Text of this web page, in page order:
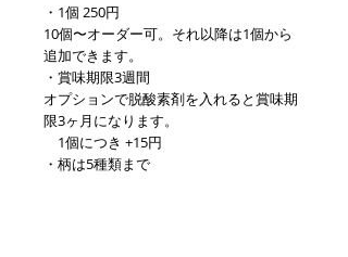
・1個 250円
10個〜オーダー可。それ以降は1個から
追加できます。
・賞味期限3週間
オプションで脱酸素剤を入れると賞味期
限3ヶ月になります。
1個につき +15円
・柄は5種類まで